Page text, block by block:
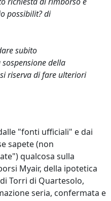
possibilit? di
subito
della
riserva di fare ulteriori
"fonti ufficiali" e dai
sapete (non
qualcosa sulla
Myair, della ipotetica
Torri di Quartesolo,
seria, confermata e